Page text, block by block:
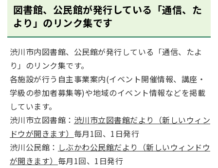
図書館、公民館が発行している「通信、た
より」のリンク集です
渋川市内図書館、公民館が発行している「通信、たよ
り」のリンク集です。
各施設が行う自主事業案内(イベント開催情報、講座・
学級の参加者募集等)や地域のイベント情報などを掲載
しています。
渋川市立図書館： 渋川市立図書館だより（新しいウィン
ドウが開きます） 毎月1回、1日発行
渋川公民館： しぶかわ公民館だより（新しいウィンドウ
が開きます） 毎月1回、1日発行